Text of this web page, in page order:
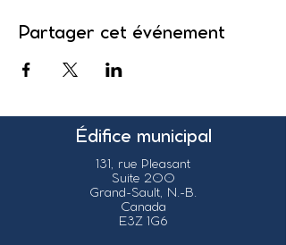
Partager cet événement
Édifice municipal
131, rue Pleasant
Suite 200
Grand-Sault, N.-B.
Canada
E3Z 1G6